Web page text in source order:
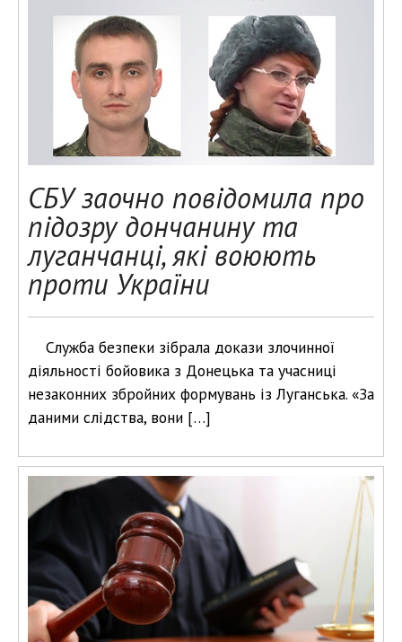
СБУ заочно повідомила про
підозру дончанину та
луганчанці, які воюють
проти України
Служба безпеки зібрала докази злочинної
діяльності бойовика з Донецька та учасниці
незаконних збройних формувань із Луганська. «За
даними слідства, вони […]